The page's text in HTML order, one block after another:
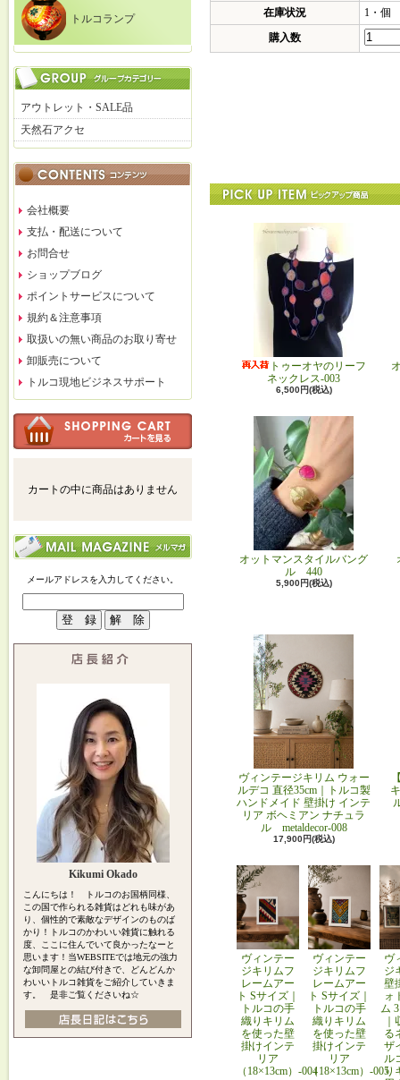
トルコランプ
アウトレット・SALE品
天然石アクセ
会社概要
支払・配送について
お問合せ
ショップブログ
ポイントサービスについて
規約＆注意事項
取扱いの無い商品のお取り寄せ
卸販売について
トルコ現地ビジネスサポート
カートの中に商品はありません
メールアドレスを入力してください。
Kikumi Okado
こんにちは！ トルコのお国柄同様、
この国で作られる雑貨はどれも味があ
り、個性的で素敵なデザインのものば
かり！トルコのかわいい雑貨に触れる
度、ここに住んでいて良かったなーと
思います！当WEBSITEでは地元の強力
な卸問屋との結び付きで、どんどんか
わいいトルコ雑貨をご紹介していきま
す。 是非ご覧くださいね☆
在庫状況
1・個
購入数
トゥーオヤのリーフ
ネックレス-003
6,500円(税込)
オットマンスタイルバング
ル 440
5,900円(税込)
ヴィンテージキリム ウォー
ルデコ 直径35cm｜トルコ製
ハンドメイド 壁掛け インテ
リア ボヘミアン ナチュラ
ル metaldecor-008
17,900円(税込)
ヴィンテー
ジキリムフ
レームアー
ト Sサイズ｜
トルコの手
織りキリム
を使った壁
掛けインテ
リア
（18×13cm）-004
ヴィンテー
ジキリムフ
レームアー
ト Sサイズ｜
トルコの手
織りキリム
を使った壁
掛けインテ
リア
（18×13cm）-005
ヴ
ジ
壁
ォ
ム
る
ザ
ル
り